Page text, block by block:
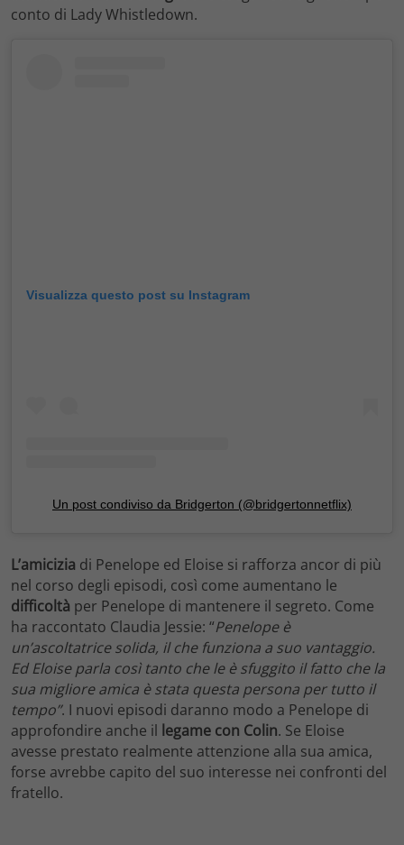
conto di Lady Whistledown.
Visualizza questo post su Instagram
Un post condiviso da Bridgerton (@bridgertonnetflix)
L’amicizia di Penelope ed Eloise si rafforza ancor di più
nel corso degli episodi, così come aumentano le
difficoltà per Penelope di mantenere il segreto. Come
ha raccontato Claudia Jessie: “Penelope è
un’ascoltatrice solida, il che funziona a suo vantaggio.
Ed Eloise parla così tanto che le è sfuggito il fatto che la
sua migliore amica è stata questa persona per tutto il
tempo”. I nuovi episodi daranno modo a Penelope di
approfondire anche il legame con Colin. Se Eloise
avesse prestato realmente attenzione alla sua amica,
forse avrebbe capito del suo interesse nei confronti del
fratello.